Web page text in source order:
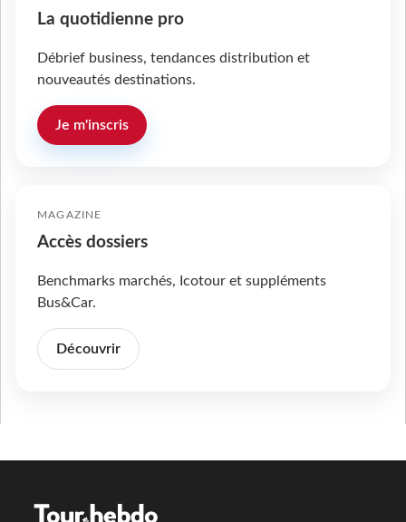
La quotidienne pro
Débrief business, tendances distribution et
nouveautés destinations.
Je m'inscris
MAGAZINE
Accès dossiers
Benchmarks marchés, Icotour et suppléments
Bus&Car.
Découvrir